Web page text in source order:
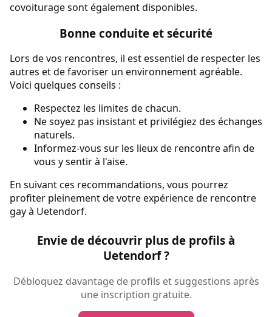
covoiturage sont également disponibles.
Bonne conduite et sécurité
Lors de vos rencontres, il est essentiel de respecter les
autres et de favoriser un environnement agréable.
Voici quelques conseils :
Respectez les limites de chacun.
Ne soyez pas insistant et privilégiez des échanges
naturels.
Informez-vous sur les lieux de rencontre afin de
vous y sentir à l'aise.
En suivant ces recommandations, vous pourrez
profiter pleinement de votre expérience de rencontre
gay à Uetendorf.
Envie de découvrir plus de profils à
Uetendorf ?
Débloquez davantage de profils et suggestions après
une inscription gratuite.